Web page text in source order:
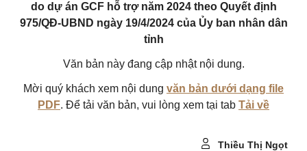
do dự án GCF hỗ trợ năm 2024 theo Quyết định
975/QĐ-UBND ngày 19/4/2024 của Ủy ban nhân dân
tỉnh
Văn bản này đang cập nhật nội dung.
Mời quý khách xem nội dung văn bản dưới dạng file
PDF. Để tải văn bản, vui lòng xem tại tab Tải về
Thiều Thị Ngọt